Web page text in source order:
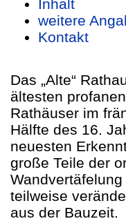
Inhalt
weitere
Kontakt
Das „Alte“
ältesten
Rathäuser im
Hälfte des 16.
neuesten
große Teile der
teilweise
aus der Bauzeit.